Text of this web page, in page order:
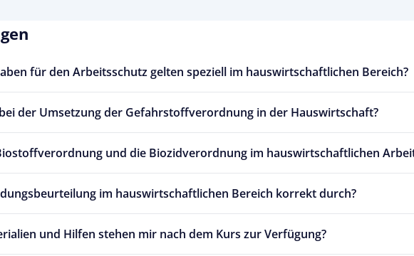
für den Arbeitsschutz gelten speziell im hauswirtschaftlichen Bereich?
der Umsetzung der Gefahrstoffverordnung in der Hauswirtschaft?
und die Biozidverordnung im hauswirtschaftlichen
im hauswirtschaftlichen Bereich korrekt durch?
und Hilfen stehen mir nach dem Kurs zur Verfügung?